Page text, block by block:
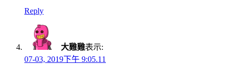
Reply
大雞雞表示:
07-03, 2019下午 9:05.11